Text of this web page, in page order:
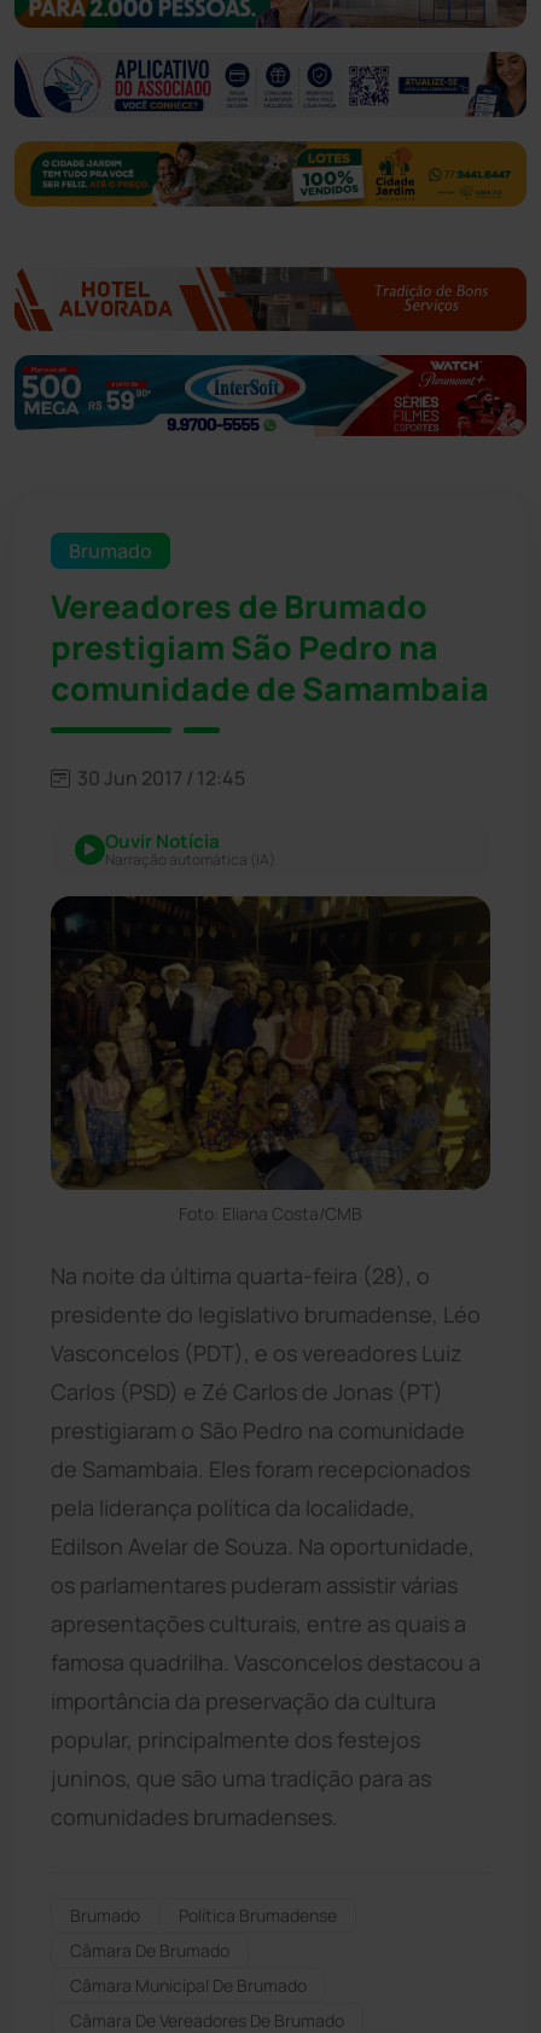
Brumado
Vereadores de Brumado
prestigiam São Pedro na
comunidade de Samambaia
30 Jun 2017 / 12:45
Ouvir Notícia
Narração automática (IA)
Foto: Eliana Costa/CMB
Na noite da última quarta-feira (28), o
presidente do legislativo brumadense, Léo
Vasconcelos (PDT), e os vereadores Luiz
Carlos (PSD) e Zé Carlos de Jonas (PT)
prestigiaram o São Pedro na comunidade
de Samambaia. Eles foram recepcionados
pela liderança política da localidade,
Edilson Avelar de Souza. Na oportunidade,
os parlamentares puderam assistir várias
apresentações culturais, entre as quais a
famosa quadrilha. Vasconcelos destacou a
importância da preservação da cultura
popular, principalmente dos festejos
juninos, que são uma tradição para as
comunidades brumadenses.
Brumado
Política Brumadense
Câmara De Brumado
Câmara Municipal De Brumado
Câmara De Vereadores De Brumado